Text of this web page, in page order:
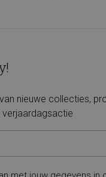
nieuwe collecties,